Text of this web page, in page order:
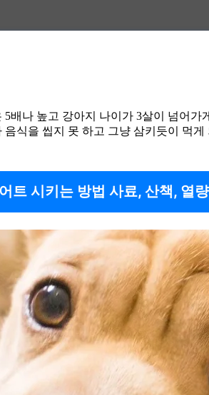
배나 높고 강아지 나이가 3살이 넘어
식을 씹지 못 하고 그냥 삼키듯이 먹
트 시키는 방법 사료, 산책, 열